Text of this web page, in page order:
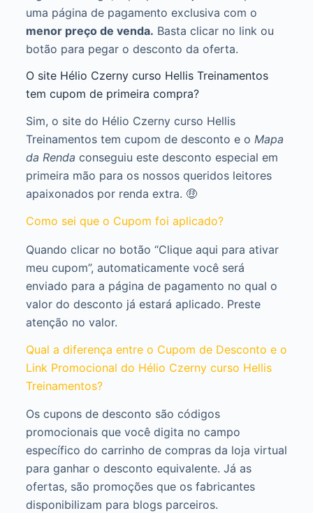
uma página de pagamento exclusiva com o
menor preço de venda. Basta clicar no link ou
botão para pegar o desconto da oferta.
O site Hélio Czerny curso Hellis Treinamentos
tem cupom de primeira compra?
Sim, o site do Hélio Czerny curso Hellis
Treinamentos tem cupom de desconto e o Mapa
da Renda conseguiu este desconto especial em
primeira mão para os nossos queridos leitores
apaixonados por renda extra. 🤑
Como sei que o Cupom foi aplicado?
Quando clicar no botão “Clique aqui para ativar
meu cupom”, automaticamente você será
enviado para a página de pagamento no qual o
valor do desconto já estará aplicado. Preste
atenção no valor.
Qual a diferença entre o Cupom de Desconto e o
Link Promocional do Hélio Czerny curso Hellis
Treinamentos?
Os cupons de desconto são códigos
promocionais que você digita no campo
específico do carrinho de compras da loja virtual
para ganhar o desconto equivalente. Já as
ofertas, são promoções que os fabricantes
disponibilizam para blogs parceiros.